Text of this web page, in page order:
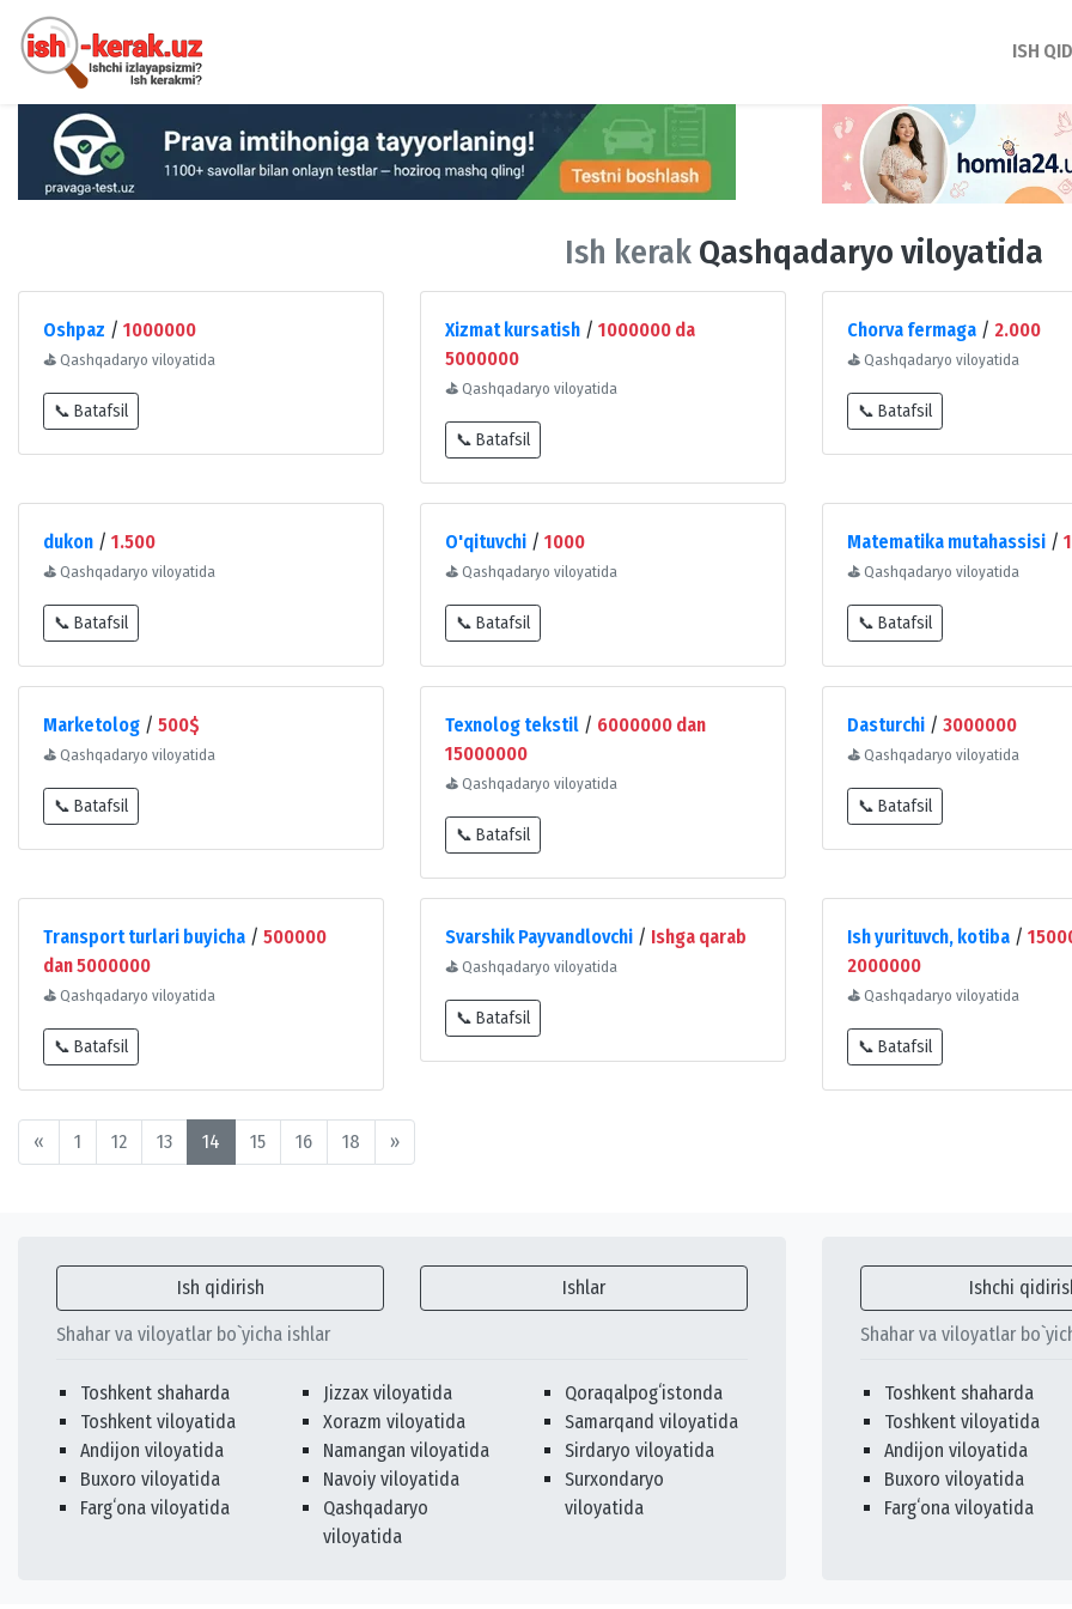
ISH
Ish kerak Qashqadaryo viloyatida
Oshpaz / 1000000
⛳ Qashqadaryo viloyatida
📞 Batafsil
Xizmat kursatish / 1000000 da
5000000
⛳ Qashqadaryo viloyatida
📞 Batafsil
Chorva fermaga / 2.000
⛳ Qashqadaryo viloyatida
📞 Batafsil
dukon / 1.500
⛳ Qashqadaryo viloyatida
📞 Batafsil
O'qituvchi / 1000
⛳ Qashqadaryo viloyatida
📞 Batafsil
Matematika mutahassisi /
⛳ Qashqadaryo viloyatida
📞 Batafsil
Marketolog / 500$
⛳ Qashqadaryo viloyatida
📞 Batafsil
Texnolog tekstil / 6000000 dan
15000000
⛳ Qashqadaryo viloyatida
📞 Batafsil
Dasturchi / 3000000
⛳ Qashqadaryo viloyatida
📞 Batafsil
Transport turlari buyicha / 500000
dan 5000000
⛳ Qashqadaryo viloyatida
📞 Batafsil
Svarshik Payvandlovchi / Ishga qarab
⛳ Qashqadaryo viloyatida
📞 Batafsil
Ish yurituvch, kotiba /
2000000
⛳ Qashqadaryo viloyatida
📞 Batafsil
« 1 12 13 14 15 16 18 »
Ish qidirish Ishlar
Shahar va viloyatlar bo`yicha ishlar
Toshkent shaharda
Toshkent viloyatida
Andijon viloyatida
Buxoro viloyatida
Fargʻona viloyatida
Jizzax viloyatida
Xorazm viloyatida
Namangan viloyatida
Navoiy viloyatida
Qashqadaryo
viloyatida
Qoraqalpogʻistonda
Samarqand viloyatida
Sirdaryo viloyatida
Surxondaryo
viloyatida
Ishchi
Shahar va viloyatlar
Toshkent shaharda
Toshkent viloyatida
Andijon viloyatida
Buxoro viloyatida
Fargʻona viloyatida